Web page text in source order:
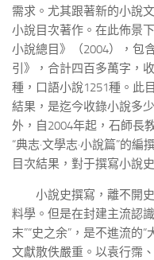
需求。尤其跟著新的小說
小說目次著作。在此佈景
小說總目》（2004），包
引》，合計四百多萬字，
種，口語小說1251種。此
結果，是迄今收錄小說多
外，自2004年起，石師長
“典志·文學志·小說篇”的
目次結果，對于撰寫小說
小說史撰寫，離不開
料學。但是在封建主流認
末”“史之余”，是不進流的
文獻散佚嚴重。以袁行霈